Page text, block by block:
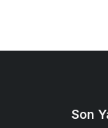
Son